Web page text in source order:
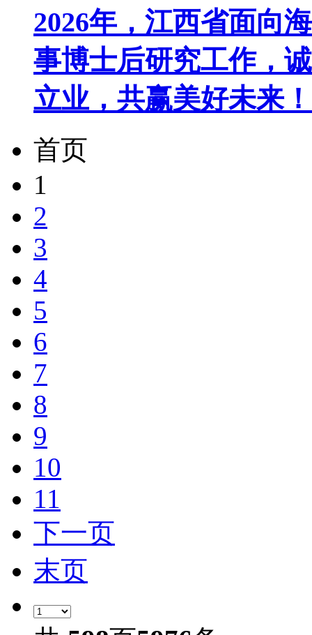
2026年，江西省面向
事博士后研究工作，
立业，共赢美好未来
首页
1
2
3
4
5
6
7
8
9
10
11
下一页
末页